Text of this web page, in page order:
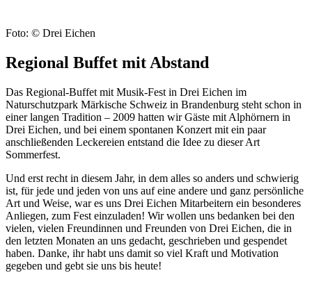
Foto: © Drei Eichen
Regional Buffet mit Abstand
Das Regional-Buffet mit Musik-Fest in Drei Eichen im
Naturschutzpark Märkische Schweiz in Brandenburg steht schon in
einer langen Tradition – 2009 hatten wir Gäste mit Alphörnern in
Drei Eichen, und bei einem spontanen Konzert mit ein paar
anschließenden Leckereien entstand die Idee zu dieser Art
Sommerfest.
Und erst recht in diesem Jahr, in dem alles so anders und schwierig
ist, für jede und jeden von uns auf eine andere und ganz persönliche
Art und Weise, war es uns Drei Eichen Mitarbeitern ein besonderes
Anliegen, zum Fest einzuladen! Wir wollen uns bedanken bei den
vielen, vielen Freundinnen und Freunden von Drei Eichen, die in
den letzten Monaten an uns gedacht, geschrieben und gespendet
haben. Danke, ihr habt uns damit so viel Kraft und Motivation
gegeben und gebt sie uns bis heute!